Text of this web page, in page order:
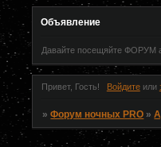
Объявление
Давайте посещяйте ФОРУМ
Привет, Гость! Войдитеили
»Форум ночных PRO »